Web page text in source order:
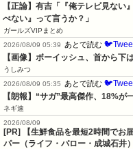
【正論】有吉「『俺テレビ見な
べない』って言うか？」
ガールズVIPまとめ
2026/08/09 05:39
あとで読む
【画像】ボーイッシュ、首から
うしみつ
2026/08/09 05:35
あとで読む
【朗報】“サガ”最高傑作、18%が
ネギ速
2026/08/09
[PR] 【生鮮食品を最短2時間でお
パー（ライフ・バロー・成城石井）